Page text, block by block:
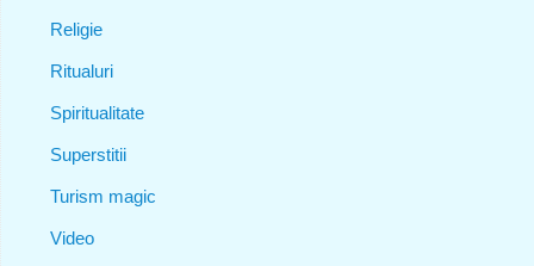
Religie
Ritualuri
Spiritualitate
Superstitii
Turism magic
Video